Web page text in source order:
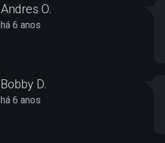
Andres O.
há 6 anos
Bobby D.
há 6 anos